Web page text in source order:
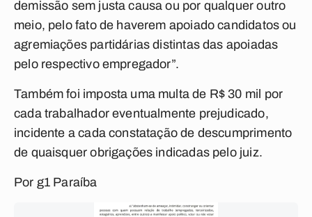
demissão sem justa causa ou por qualquer outro
meio, pelo fato de haverem apoiado candidatos ou
agremiações partidárias distintas das apoiadas
pelo respectivo empregador”.
Também foi imposta uma multa de R$ 30 mil por
cada trabalhador eventualmente prejudicado,
incidente a cada constatação de descumprimento
de quaisquer obrigações indicadas pelo juiz.
Por g1 Paraíba